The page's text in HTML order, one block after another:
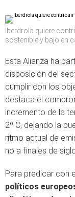
Iberdrola quiere
sostenible y bajo en
Esta Alianza ha
disposición del
cumplir con los
destaca el
incremento de la
2º C, dejando la
ritmo actual de
no a finales de
Para predicar con
políticos